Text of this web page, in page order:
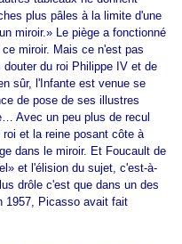
plus pâles à la limite d'une
miroir.» Le piège a fonctionné
miroir. Mais ce n'est pas
du roi Philippe IV et de
sûr, l'Infante est venue se
de pose de ses illustres
Avec un peu plus de recul
et la reine posant côte à
dans le miroir. Et Foucault de
et l'élision du sujet, c'est-à-
drôle c'est que dans un des
Picasso avait fait